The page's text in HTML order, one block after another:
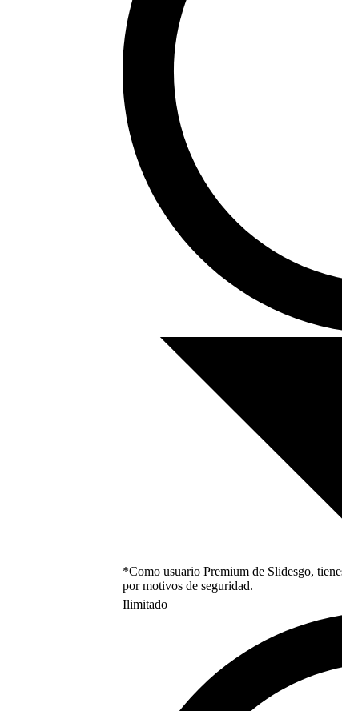
*Como usuario Premium de Slidesgo,
por motivos de seguridad.
Ilimitado